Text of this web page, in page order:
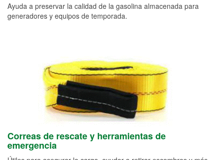
Ayuda a preservar la calidad de la gasolina almacenada para
generadores y equipos de temporada.
Correas de rescate y herramientas de
emergencia